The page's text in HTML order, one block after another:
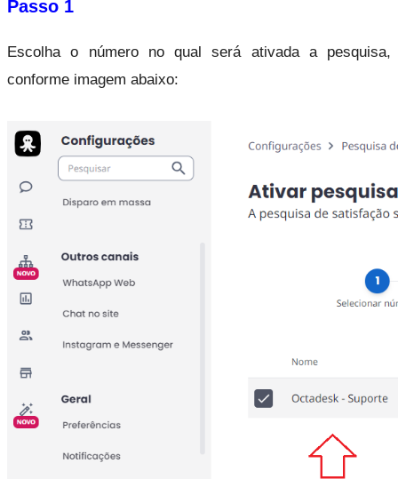
Passo 1
Escolha o número no qual será ativada a pesquisa,
conforme imagem abaixo: